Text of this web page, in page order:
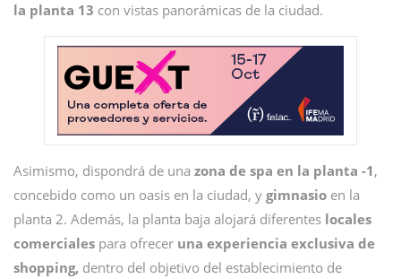
la planta 13 con vistas panorámicas de la ciudad.
Asimismo, dispondrá de una zona de spa en la planta -1 ,
concebido como un oasis en la ciudad, y gimnasio en la
planta 2. Además, la planta baja alojará diferentes locales
comerciales para ofrecer una experiencia exclusiva de
shopping, dentro del objetivo del establecimiento de